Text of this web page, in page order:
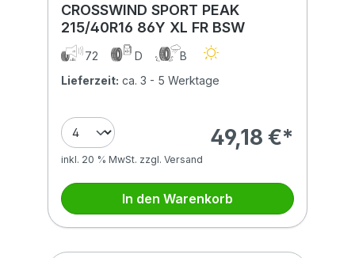
CROSSWIND SPORT PEAK
215/40R16 86Y XL FR BSW
72 D
B
Lieferzeit: ca. 3 - 5 Werktage
49,18 €*
inkl. 20 % MwSt. zzgl. Versand
In den Warenkorb